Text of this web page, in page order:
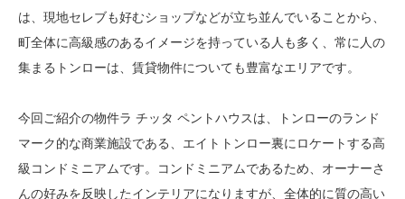
は、現地セレブも好むショップなどが立ち並んでいることから、
町全体に高級感のあるイメージを持っている人も多く、常に人の
集まるトンローは、賃貸物件についても豊富なエリアです。
今回ご紹介の物件ラ チッタ ペントハウスは、トンローのランド
マーク的な商業施設である、エイトトンロー裏にロケートする高
級コンドミニアムです。コンドミニアムであるため、オーナーさ
んの好みを反映したインテリアになりますが、全体的に質の高い